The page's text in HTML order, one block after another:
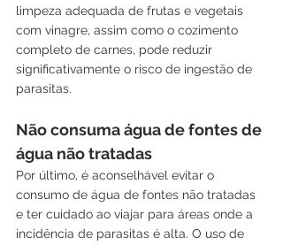
limpeza adequada de frutas e vegetais
com vinagre, assim como o cozimento
completo de carnes, pode reduzir
significativamente o risco de ingestão de
parasitas.
Não consuma água de fontes de
água não tratadas
Por último, é aconselhável evitar o
consumo de água de fontes não tratadas
e ter cuidado ao viajar para áreas onde a
incidência de parasitas é alta. O uso de